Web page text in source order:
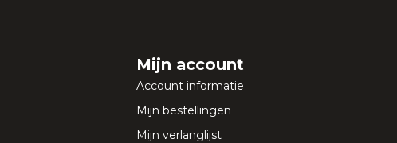
Mijn account
Account informatie
Mijn bestellingen
Mijn verlanglijst